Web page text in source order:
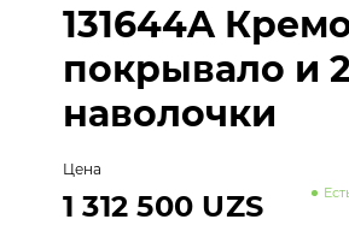
131644A
покрывало и 2
наволочки
Цена
1 312 500 UZS